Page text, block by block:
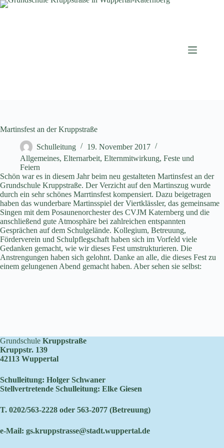
Zum
Martinsfest an der Kruppstraße
Schulleitung
19. November 2017
Allgemeines, Elternarbeit, Elternmitwirkung, Feste und
Feiern
Schön war es in diesem Jahr beim neu gestalteten Martinsfest an der
Grundschule Kruppstraße. Der Verzicht auf den Martinszug wurde
durch ein sehr schönes Marrtinsfest kompensiert. Dazu beigetragen
haben das wunderbare Martinsspiel der Viertklässler, das gemeinsame
Singen mit dem Posaunenorchester des CVJM Katernberg und die
anschließend gute Atmosphäre bei zahlreichen entspannten
Gesprächen auf dem Schulgelände. Kollegium, Betreuung,
Förderverein und Schulpflegschaft haben sich im Vorfeld viele
Gedanken gemacht, wie wir dieses Fest umstrukturieren. Die
Anstrengungen haben sich gelohnt. Danke an alle, die dieses Fest zu
einem gelungenen Abend gemacht haben. Aber sehen sie selbst:
Grundschule Kruppstraße
Kruppstr. 139
42113 Wuppertal
Schulleitung: Holger Schwaner
Stellvertretende Schulleitung: Elke Giesen
T. 0202/563-2228 oder 563-2077 (Betreuung)
e-Mail: gs.kruppstrasse@stadt.wuppertal.de